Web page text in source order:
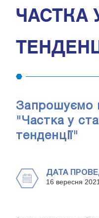
ЧАСТКА
Запрошуємо
"Частка у
тенденції"
ДАТА
16 вересня